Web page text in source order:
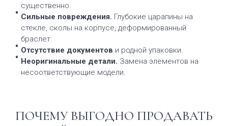
существенно.
Сильные повреждения. Глубокие царапины на
стекле, сколы на корпусе, деформированный
браслет.
Отсутствие документов и родной упаковки.
Неоригинальные детали. Замена элементов на
несоответствующие модели.
ПОЧЕМУ ВЫГОДНО ПРОДАВАТЬ